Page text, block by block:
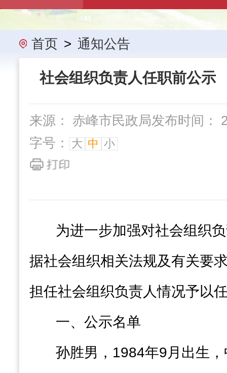
办事指南 民政要闻 机构概
首页 > 通知公告
社会组织负责人任职前公示
来源： 赤峰市民政局发布时间：
字号：
大 中 小
为进一步加强对社会组织
据社会组织相关法规及有关要
担任社会组织负责人情况予以
一、公示名单
孙胜男，1984年9月出生